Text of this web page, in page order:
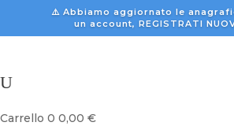
⚠️ Abbiamo aggiornato le
un account, REGISTRATI
U
Carrello 0 0,00 €